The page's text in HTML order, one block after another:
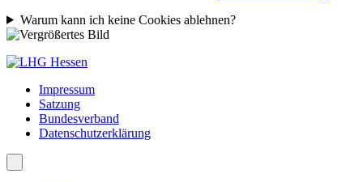
Warum kann ich keine Cookies ablehnen?
Impressum
Satzung
Bundesverband
Datenschutzerklärung